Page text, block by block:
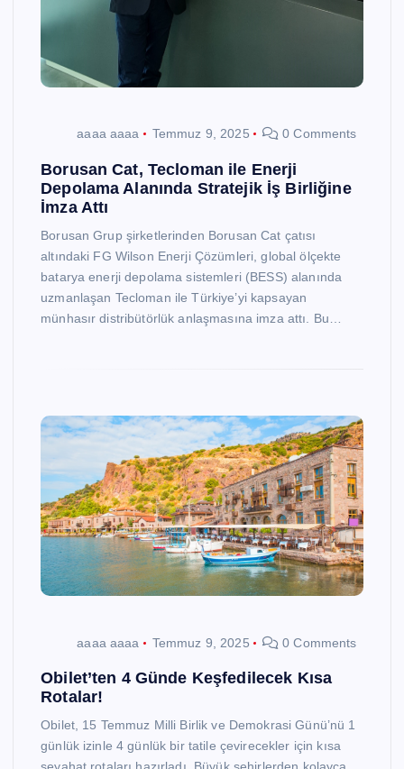
aaaa aaaa Temmuz 9, 2025 0 Comments
Borusan Cat, Tecloman ile Enerji
Depolama Alanında Stratejik İş Birliğine
İmza Attı
Borusan Grup şirketlerinden Borusan Cat çatısı
altındaki FG Wilson Enerji Çözümleri, global ölçekte
batarya enerji depolama sistemleri (BESS) alanında
uzmanlaşan Tecloman ile Türkiye’yi kapsayan
münhasır distribütörlük anlaşmasına imza attı. Bu…
aaaa aaaa Temmuz 9, 2025 0 Comments
Obilet’ten 4 Günde Keşfedilecek Kısa
Rotalar!
Obilet, 15 Temmuz Milli Birlik ve Demokrasi Günü’nü 1
günlük izinle 4 günlük bir tatile çevirecekler için kısa